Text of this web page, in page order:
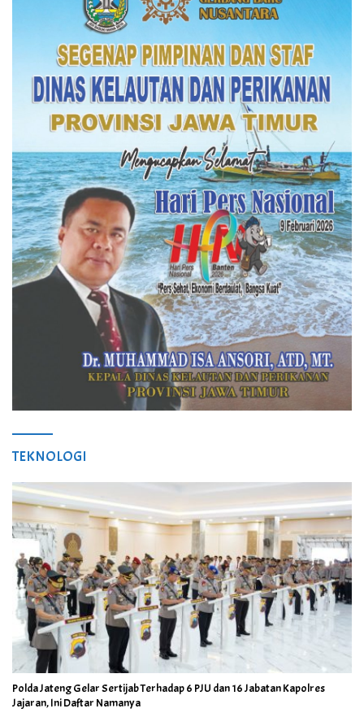
TEKNOLOGI
Polda Jateng Gelar Sertijab Terhadap 6 PJU dan 16 Jabatan Kapolres
Jajaran, Ini Daftar Namanya